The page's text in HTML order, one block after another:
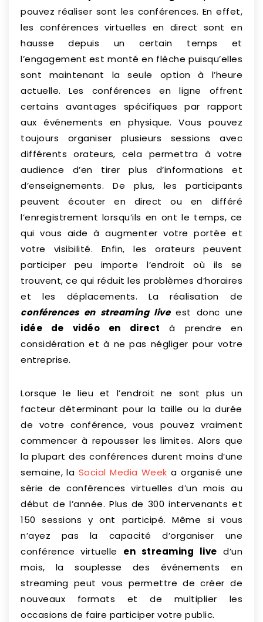
pouvez réaliser sont les conférences. En effet,
les conférences virtuelles en direct sont en
hausse depuis un certain temps et
l’engagement est monté en flèche puisqu’elles
sont maintenant la seule option à l’heure
actuelle. Les conférences en ligne offrent
certains avantages spécifiques par rapport
aux événements en physique. Vous pouvez
toujours organiser plusieurs sessions avec
différents orateurs, cela permettra à votre
audience d’en tirer plus d’informations et
d’enseignements. De plus, les participants
peuvent écouter en direct ou en différé
l’enregistrement lorsqu’ils en ont le temps, ce
qui vous aide à augmenter votre portée et
votre visibilité. Enfin, les orateurs peuvent
participer peu importe l’endroit où ils se
trouvent, ce qui réduit les problèmes d’horaires
et les déplacements. La réalisation de
conférences en streaming liveest donc une
idée de vidéo en direct à prendre en
considération et à ne pas négliger pour votre
entreprise.
Lorsque le lieu et l’endroit ne sont plus un
facteur déterminant pour la taille ou la durée
de votre conférence, vous pouvez vraiment
commencer à repousser les limites. Alors que
la plupart des conférences durent moins d’une
semaine, la Social Media Week a organisé une
série de conférences virtuelles d’un mois au
début de l’année. Plus de 300 intervenants et
150 sessions y ont participé. Même si vous
n’ayez pas la capacité d’organiser une
conférence virtuelle en streaming live d’un
mois, la souplesse des événements en
streaming peut vous permettre de créer de
nouveaux formats et de multiplier les
occasions de faire participer votre public.